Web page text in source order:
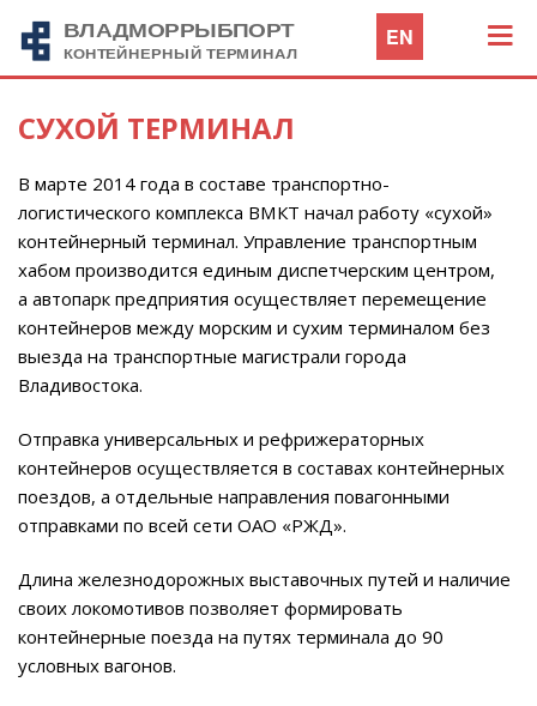
EN
СУХОЙ ТЕРМИНАЛ
В марте 2014 года в составе транспортно-
логистического комплекса ВМКТ начал работу «сухой»
контейнерный терминал. Управление транспортным
хабом производится единым диспетчерским центром,
а автопарк предприятия осуществляет перемещение
контейнеров между морским и сухим терминалом без
выезда на транспортные магистрали города
Владивостока.
Отправка универсальных и рефрижераторных
контейнеров осуществляется в составах контейнерных
поездов, а отдельные направления повагонными
отправками по всей сети ОАО «РЖД».
Длина железнодорожных выставочных путей и наличие
своих локомотивов позволяет формировать
контейнерные поезда на путях терминала до 90
условных вагонов.